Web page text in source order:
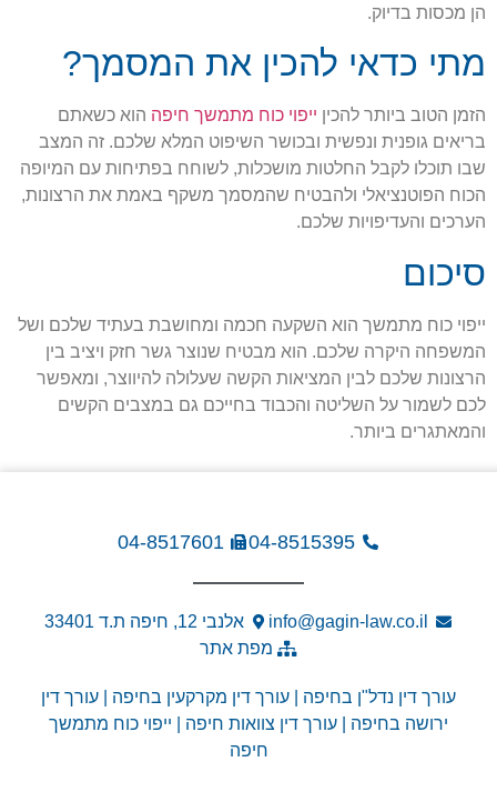
הן מכסות בדיוק.
מתי כדאי להכין את המסמך?
הזמן הטוב ביותר להכין ייפוי כוח מתמשך חיפה הוא כשאתם
בריאים גופנית ונפשית ובכושר השיפוט המלא שלכם. זה המצב
שבו תוכלו לקבל החלטות מושכלות, לשוחח בפתיחות עם המיופה
הכוח הפוטנציאלי ולהבטיח שהמסמך משקף באמת את הרצונות,
הערכים והעדיפויות שלכם.
סיכום
ייפוי כוח מתמשך הוא השקעה חכמה ומחושבת בעתיד שלכם ושל
המשפחה היקרה שלכם. הוא מבטיח שנוצר גשר חזק ויציב בין
הרצונות שלכם לבין המציאות הקשה שעלולה להיווצר, ומאפשר
לכם לשמור על השליטה והכבוד בחייכם גם במצבים הקשים
והמאתגרים ביותר.
04-8515395
04-8517601
info@gagin-law.co.il
אלנבי 12, חיפה ת.ד 33401
מפת אתר
עורך דין נדל"ן בחיפה עורך דין מקרקעין בחיפה
עורך דין
ירושה בחיפה
עורך דין צוואות חיפה
ייפוי כוח מתמשך
חיפה